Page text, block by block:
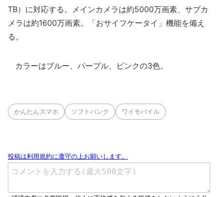
TB）に対応する。メインカメラは約5000万画素、サブカ
メラは約1600万画素。「おサイフケータイ」機能を備え
る。
カラーはブルー、パープル、ピンクの3色。
かんたんスマホ ソフトバンク ワイモバイル